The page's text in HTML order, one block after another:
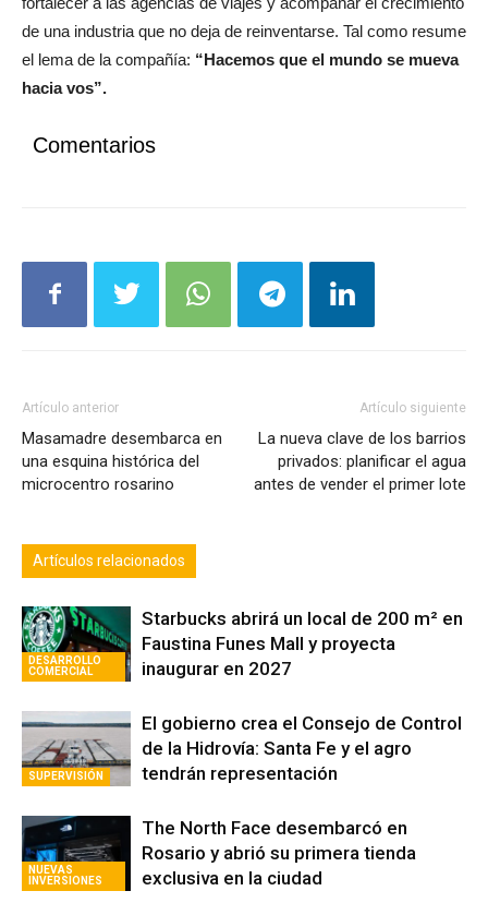
de una industria que no deja de reinventarse. Tal como resume
el lema de la compañía: “Hacemos que el mundo se mueva
hacia vos”.
Comentarios
Artículo anterior
Masamadre desembarca en
una esquina histórica del
microcentro rosarino
Artículo siguiente
La nueva clave de los barrios
privados: planificar el agua
antes de vender el primer lote
Artículos relacionados
DESARROLLO
COMERCIAL
Starbucks abrirá un local de 200 m² en
Faustina Funes Mall y proyecta
inaugurar en 2027
SUPERVISIÓN
El gobierno crea el Consejo de Control
de la Hidrovía: Santa Fe y el agro
tendrán representación
NUEVAS
INVERSIONES
The North Face desembarcó en
Rosario y abrió su primera tienda
exclusiva en la ciudad